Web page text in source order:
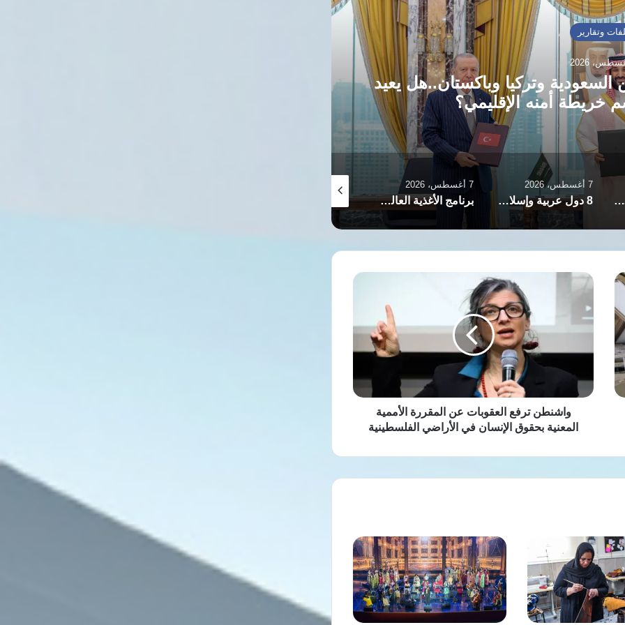
ملفات وتقارير
7 أغسطس، 2026
الشريف والقضية الفلسطينية.. عندما أصبح الفن موقفًا
8 دول عربية وإسلامية تدعو لوقف الانتهاكات الإسرائيلية وإقامة دولة فلسطينية
7 أغسطس، 2026
برنامج الأغذية العالمي يحذر: النينيو تعمق الجوع الحاد لـ 49 مليون شخص إضافي
7 أغسطس، 2026
تصاعد اتهامات الاعتداءات الجنسية بمراكز الشرطة العراقية يثير مطالب بالرقابة وحماية النساء
واشنطن
العقوبات
عن
الأممية
بحقوق
الإنسان
الأراضي
واشنطن ترفع العقوبات عن المقررة الأممية
المعنية بحقوق الإنسان في الأراضي الفلسطينية